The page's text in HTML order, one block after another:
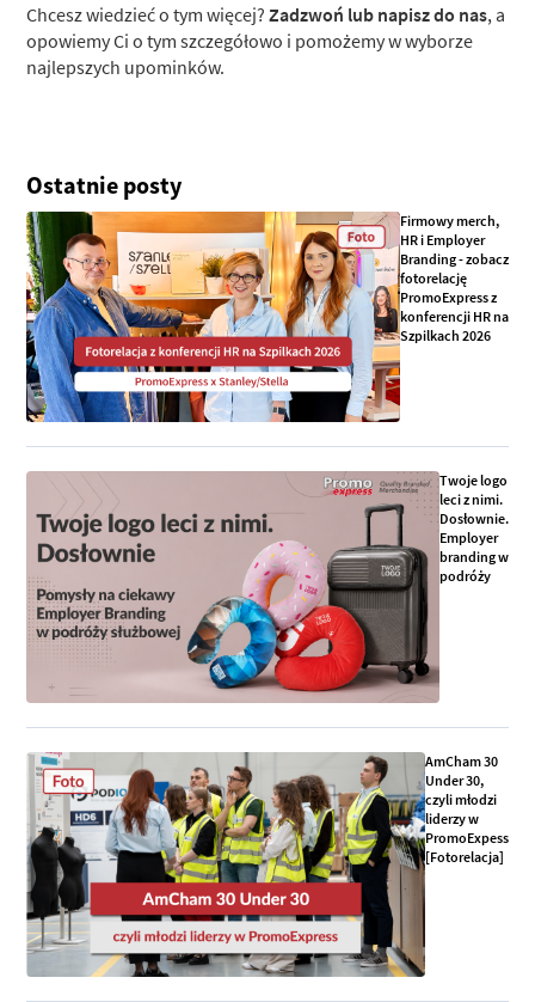
Chcesz wiedzieć o tym więcej? Zadzwoń lub napisz do nas, a
opowiemy Ci o tym szczegółowo i pomożemy w wyborze
najlepszych upominków.
Ostatnie posty
Firmowy merch,
HR i Employer
Branding - zobacz
fotorelację
PromoExpress z
konferencji HR na
Szpilkach 2026
Twoje logo
leci z nimi.
Dosłownie.
Employer
branding w
podróży
AmCham 30
Under 30,
czyli młodzi
liderzy w
PromoExpess
[Fotorelacja]